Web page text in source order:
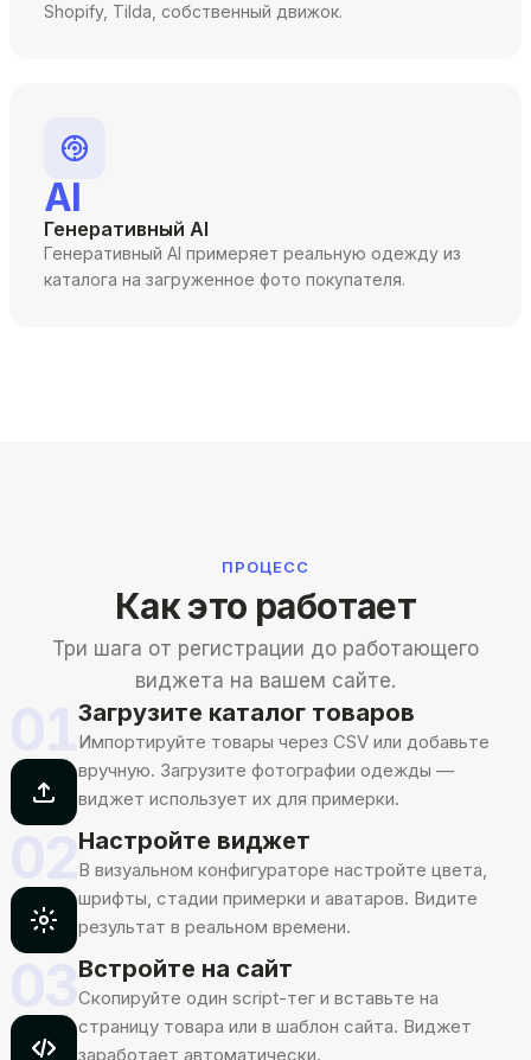
Shopify, Tilda, собственный движок.
AI
Генеративный AI
Генеративный AI примеряет реальную одежду из
каталога на загруженное фото покупателя.
ПРОЦЕСС
Как это работает
Три шага от регистрации до работающего
виджета на вашем сайте.
01Загрузите каталог товаров
Импортируйте товары через CSV или добавьте
вручную. Загрузите фотографии одежды —
виджет использует их для примерки.
Настройте виджет
В визуальном конфигураторе настройте цвета,
шрифты, стадии примерки и аватаров. Видите
результат в реальном времени.
03Встройте на сайт
Скопируйте один script-тег и вставьте на
страницу товара или в шаблон сайта. Виджет
заработает автоматически.